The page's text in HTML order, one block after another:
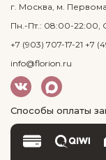
г. Москва, м.
Пн.-Пт.: 08:00-22:00,
+7 (903) 707-17-21 +7
info@florion.ru
Способы оплаты